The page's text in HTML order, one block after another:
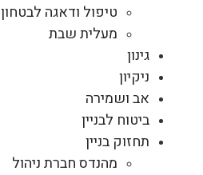
טיפול ודאגה לבטחון
מעלית שבת
גינון
ניקיון
אב ושמירה
ביטוח לבניין
תחזוק בניין
מהנדס חברת ניהול